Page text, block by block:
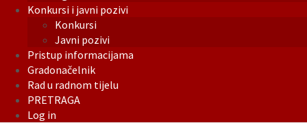
Konkursi i javni pozivi
Konkursi
Javni pozivi
Pristup informacijama
Gradonačelnik
Rad u radnom tijelu
PRETRAGA
Log in